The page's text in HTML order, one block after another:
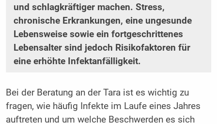
und schlagkräftiger machen. Stress,
chronische Erkrankungen, eine ungesunde
Lebensweise sowie ein fortgeschrittenes
Lebensalter sind jedoch Risikofaktoren für
eine erhöhte Infektanfälligkeit.
Bei der Beratung an der Tara ist es wichtig zu
fragen, wie häufig Infekte im Laufe eines Jahres
auftreten und um welche Beschwerden es sich